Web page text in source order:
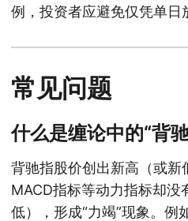
例，投资者应避免仅凭单日
常见问题
什么是缠论中的“背
背驰指股价创出新高（或新
MACD指标等动力指标却没
低），形成“力竭”现象。例